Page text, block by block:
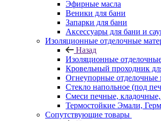
Эфирные масла
Веники для бани
Запарки для бани
Аксессуары для бани и
Изоляционные отделочные
Назад
Изоляционные
Кровельный проходник
Огнеупорные отделочные
Стекло напольное (под
Смеси печные,
Термостойкие Эмали,
Сопутствующие товары